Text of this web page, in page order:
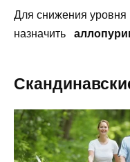
Для снижения уровня
назначить